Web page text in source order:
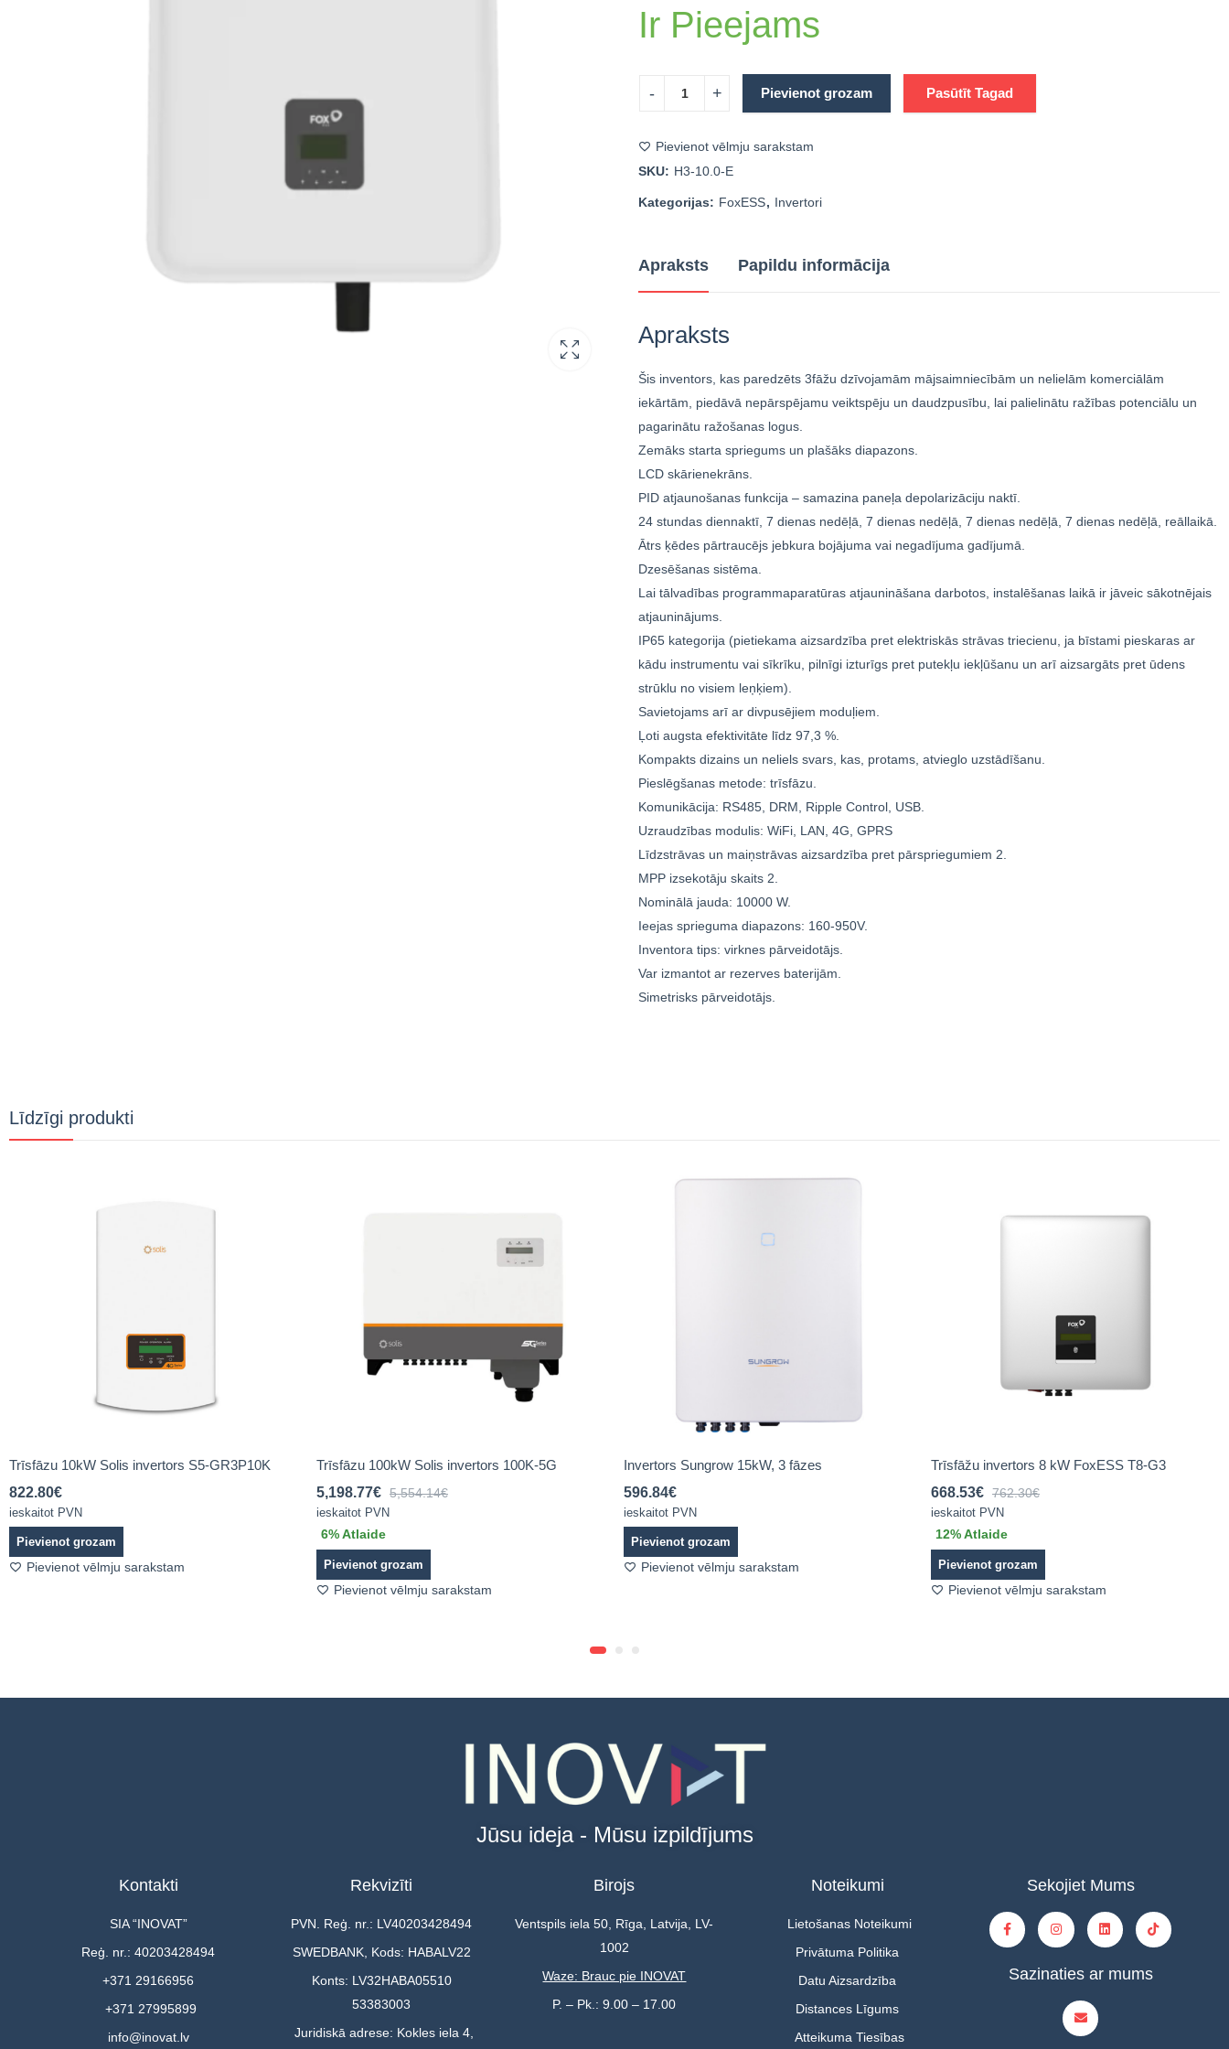
Ir Pieejams
Pievienot grozam Pasūtīt Tagad
Pievienot vēlmju sarakstam
SKU: H3-10.0-E
Kategorijas: FoxESS, Invertori
Apraksts Papildu informācija
Apraksts
Šis inventors, kas paredzēts 3fāžu dzīvojamām mājsaimniecībām un nelielām komerciālām
iekārtām, piedāvā nepārspējamu veiktspēju un daudzpusību, lai palielinātu ražības potenciālu un
pagarinātu ražošanas logus.
Zemāks starta spriegums un plašāks diapazons.
LCD skārienekrāns.
PID atjaunošanas funkcija – samazina paneļa depolarizāciju naktī.
24 stundas diennaktī, 7 dienas nedēļā, 7 dienas nedēļā, 7 dienas nedēļā, 7 dienas nedēļā, reāllaikā.
Ātrs ķēdes pārtraucējs jebkura bojājuma vai negadījuma gadījumā.
Dzesēšanas sistēma.
Lai tālvadības programmaparatūras atjaunināšana darbotos, instalēšanas laikā ir jāveic sākotnējais
atjauninājums.
IP65 kategorija (pietiekama aizsardzība pret elektriskās strāvas triecienu, ja bīstami pieskaras ar
kādu instrumentu vai sīkrīku, pilnīgi izturīgs pret putekļu iekļūšanu un arī aizsargāts pret ūdens
strūklu no visiem leņķiem).
Savietojams arī ar divpusējiem moduļiem.
Ļoti augsta efektivitāte līdz 97,3 %.
Kompakts dizains un neliels svars, kas, protams, atvieglo uzstādīšanu.
Pieslēgšanas metode: trīsfāzu.
Komunikācija: RS485, DRM, Ripple Control, USB.
Uzraudzības modulis: WiFi, LAN, 4G, GPRS
Līdzstrāvas un maiņstrāvas aizsardzība pret pārspriegumiem 2.
MPP izsekotāju skaits 2.
Nominālā jauda: 10000 W.
Ieejas sprieguma diapazons: 160-950V.
Inventora tips: virknes pārveidotājs.
Var izmantot ar rezerves baterijām.
Simetrisks pārveidotājs.
Līdzīgi produkti
Trīsfāzu 10kW Solis invertors S5-GR3P10K
822.80€
ieskaitot PVN
Pievienot grozam
Pievienot vēlmju sarakstam
Trīsfāzu 100kW Solis invertors 100K-5G
5,198.77€ 5,554.14€
ieskaitot PVN
6% Atlaide
Pievienot grozam
Pievienot vēlmju sarakstam
Invertors Sungrow 15kW, 3 fāzes
596.84€
ieskaitot PVN
Pievienot grozam
Pievienot vēlmju sarakstam
Trīsfāžu invertors 8 kW FoxESS T8-G3
668.53€ 762.30€
ieskaitot PVN
12% Atlaide
Pievienot grozam
Pievienot vēlmju sarakstam
Jūsu ideja - Mūsu izpildījums
Kontakti
SIA “INOVAT”
Reģ. nr.: 40203428494
+371 29166956
+371 27995899
info@inovat.lv
Rekvizīti
PVN. Reģ. nr.: LV40203428494
SWEDBANK, Kods: HABALV22
Konts: LV32HABA05510
53383003
Juridiskā adrese: Kokles iela 4,
Birojs
Ventspils iela 50, Rīga, Latvija, LV-
1002
Waze: Brauc pie INOVAT
P. – Pk.: 9.00 – 17.00
Noteikumi
Lietošanas Noteikumi
Privātuma Politika
Datu Aizsardzība
Distances Līgums
Atteikuma Tiesības
Sekojiet Mums
Sazinaties ar mums